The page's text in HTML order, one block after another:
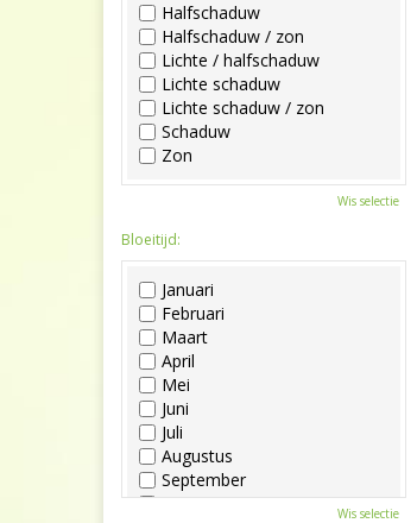
Halfschaduw
Halfschaduw / zon
Lichte / halfschaduw
Lichte schaduw
Lichte schaduw / zon
Schaduw
Zon
Wis selectie
Bloeitijd:
Januari
Februari
Maart
April
Mei
Juni
Juli
Augustus
September
Oktober
Wis selectie